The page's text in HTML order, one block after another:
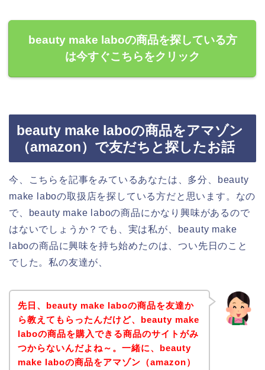
beauty make laboの商品を探している方
は今すぐこちらをクリック
beauty make laboの商品をアマゾン
（amazon）で友だちと探したお話
今、こちらを記事をみているあなたは、多分、beauty
make laboの取扱店を探している方だと思います。なの
で、beauty make laboの商品にかなり興味があるので
はないでしょうか？でも、実は私が、beauty make
laboの商品に興味を持ち始めたのは、つい先日のこと
でした。私の友達が、
先日、beauty make laboの商品を友達か
ら教えてもらったんだけど、beauty make
laboの商品を購入できる商品のサイトがみ
つからないんだよね～。一緒に、beauty
make laboの商品をアマゾン（amazon）